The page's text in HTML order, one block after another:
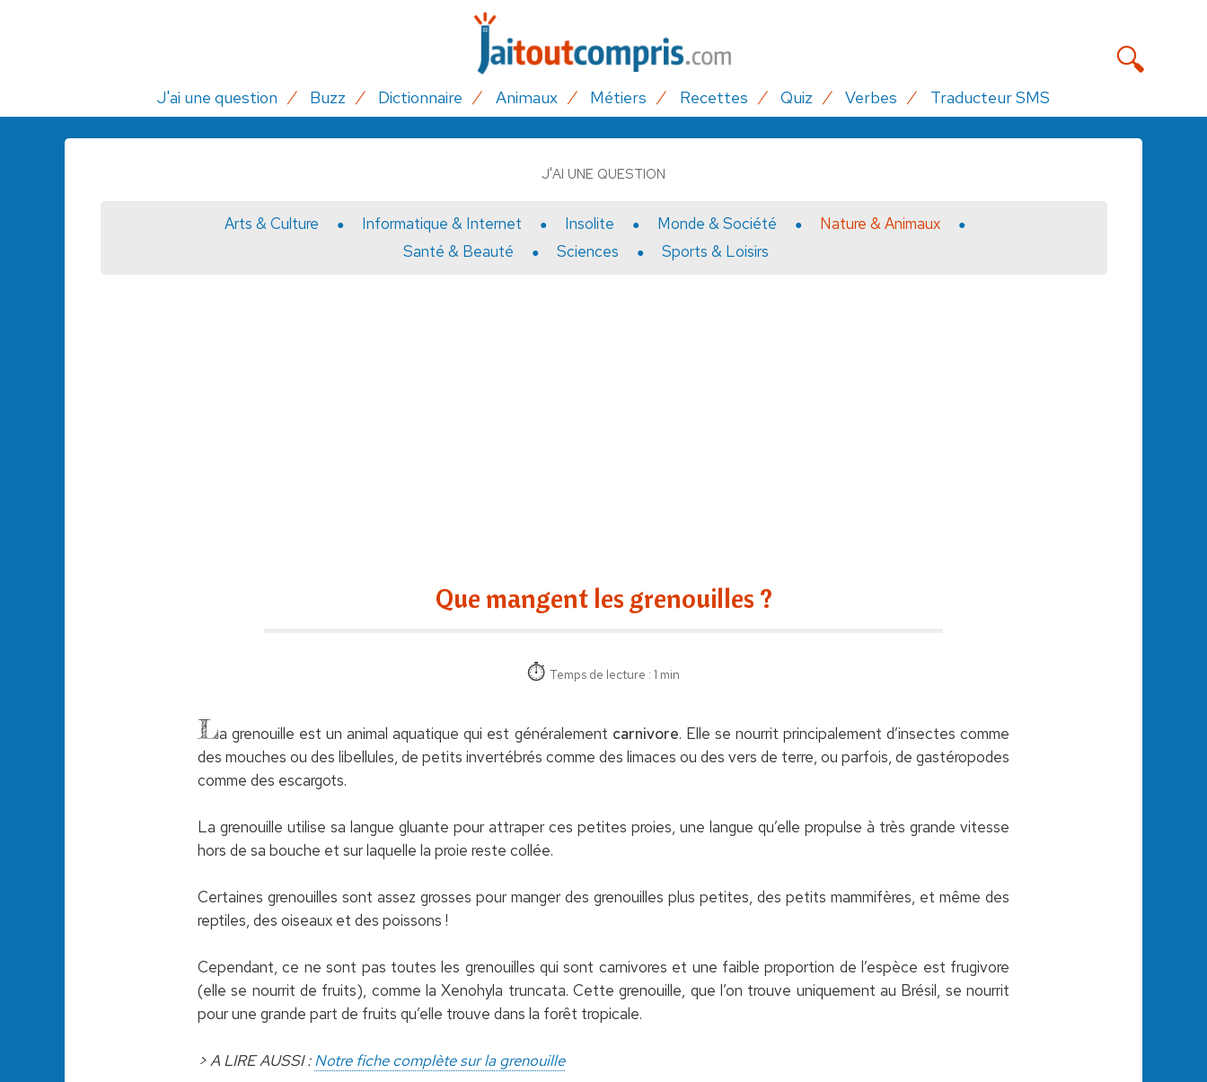
J'ai une question Buzz Dictionnaire Animaux Métiers Recettes Quiz Verbes Traducteur SMS
J'AI UNE QUESTION
Arts & Culture Informatique & Internet Insolite Monde & Société
Nature & Animaux
Santé & Beauté
Sciences Sports & Loisirs
Que mangent les grenouilles ?
Temps de lecture : 1 min
La grenouille est un animal aquatique qui est généralement carnivore. Elle se nourrit principalement d’insectes comme
des mouches ou des libellules, de petits invertébrés comme des limaces ou des vers de terre, ou parfois, de gastéropodes
comme des escargots.
La grenouille utilise sa langue gluante pour attraper ces petites proies, une langue qu’elle propulse à très grande vitesse
hors de sa bouche et sur laquelle la proie reste collée.
Certaines grenouilles sont assez grosses pour manger des grenouilles plus petites, des petits mammifères, et même des
reptiles, des oiseaux et des poissons !
Cependant, ce ne sont pas toutes les grenouilles qui sont carnivores et une faible proportion de l’espèce est frugivore
(elle se nourrit de fruits), comme la Xenohyla truncata. Cette grenouille, que l’on trouve uniquement au Brésil, se nourrit
pour une grande part de fruits qu’elle trouve dans la forêt tropicale.
> A LIRE AUSSI :Notre fiche complète sur la grenouille